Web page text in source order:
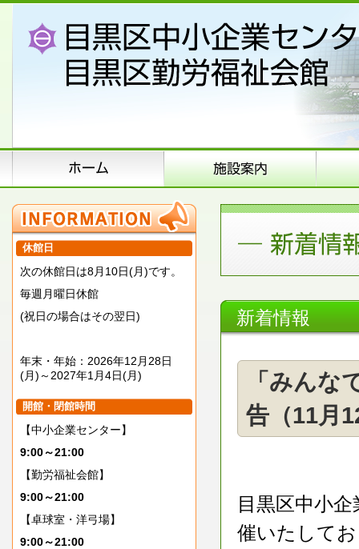
休館日
次の休館日は8月10日(月)です。
毎週月曜日休館
(祝日の場合はその翌日)
年末・年始：2026年12月28日
(月)～2027年1月4日(月)
開館・閉館時間
【中小企業センター】
9:00～21:00
【勤労福祉会館】
9:00～21:00
【卓球室・洋弓場】
9:00～21:00
新着情報
「みんな
告（11月
目黒区中小
催いたして